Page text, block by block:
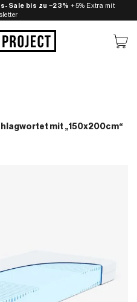
Sale bis zu −23% +5% Extra mit
mit „150x200cm“